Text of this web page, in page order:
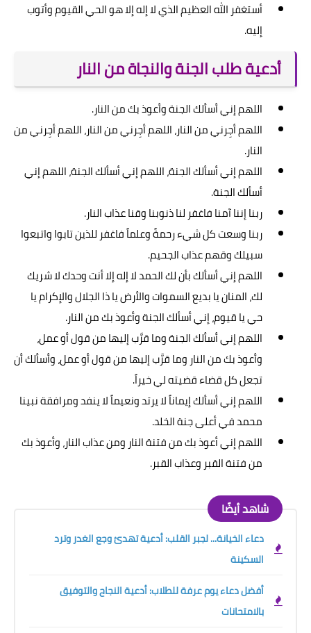
أستغفر الله العظيم الذي لا إله إلا هو الحي القيوم وأتوب
إليه.
أدعية طلب الجنة والنجاة من النار
اللهم إني أسألك الجنة وأعوذ بك من النار.
اللهم أجِرني من النار، اللهم أجِرني من النار، اللهم أجِرني من
النار.
اللهم إني أسألك الجنة، اللهم إني أسألك الجنة، اللهم إني
أسألك الجنة.
ربنا إننا آمنا فاغفر لنا ذنوبنا وقنا عذاب النار.
ربنا وسعت كل شيء رحمةً وعلماً فاغفر للذين تابوا واتبعوا
سبيلك وقهم عذاب الجحيم.
اللهم إني أسألك بأن لك الحمد لا إله إلا أنت وحدك لا شريك
لك، المنان يا بديع السموات والأرض يا ذا الجلال والإكرام يا
حي يا قيوم، إني أسألك الجنة وأعوذ بك من النار.
اللهم إني أسألك الجنة وما قرَّب إليها من قول أو عمل،
وأعوذ بك من النار وما قرَّب إليها من قول أو عمل، وأسألك أن
تجعل كل قضاء قضيته لي خيراً.
اللهم إني أسألك إيماناً لا يرتد ونعيماً لا ينفد ومرافقة نبينا
محمد في أعلى جنة الخلد.
اللهم إني أعوذ بك من فتنة النار ومن عذاب النار، وأعوذ بك
من فتنة القبر وعذاب القبر.
شاهد أيضًا
دعاء الخيانة... لجبر القلب: أدعية تهدئ وجع الغدر وترد
السكينة
أفضل دعاء يوم عرفة للطلاب: أدعية النجاح والتوفيق
بالامتحانات